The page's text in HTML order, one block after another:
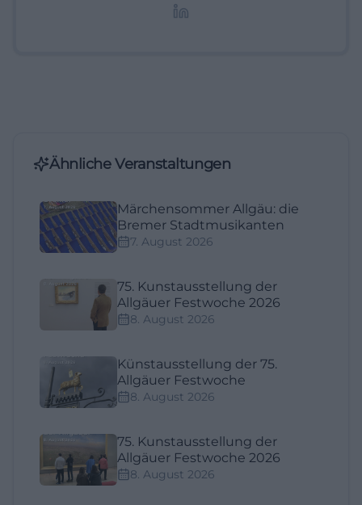
Ähnliche Veranstaltungen
Märchensommer Allgäu: die
Bremer Stadtmusikanten
7. August 2026
75. Kunstausstellung der
Allgäuer Festwoche 2026
8. August 2026
Künstausstellung der 75.
Allgäuer Festwoche
8. August 2026
75. Kunstausstellung der
Allgäuer Festwoche 2026
8. August 2026